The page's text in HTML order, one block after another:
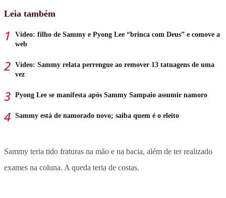
Leia também
Vídeo: filho de Sammy e Pyong Lee “brinca com Deus” e comove a
web
Vídeo: Sammy relata perrengue ao remover 13 tatuagens de uma
vez
Pyong Lee se manifesta após Sammy Sampaio assumir namoro
Sammy está de namorado novo; saiba quem é o eleito
Sammy teria tido fraturas na mão e na bacia, além de ter realizado
exames na coluna. A queda teria de costas.